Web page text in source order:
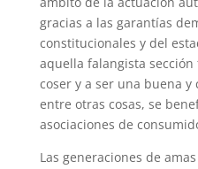
gracias a las garantías
constitucionales y del
aquella falangista
coser y a ser una buena y
entre otras cosas, se
asociaciones de
Las generaciones de